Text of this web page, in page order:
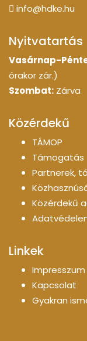
info@hdke.hu
Nyitvatartás
Vasárnap-
órakor zár.)
Szombat: Zárva
Közérdekű
TÁMOP
Támogatás
Partnerek,
Közérdekű
Linkek
Impresszum
Kapcsolat
Gyakran